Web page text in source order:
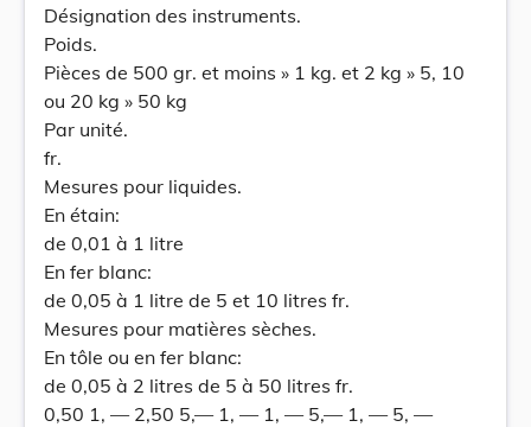
Désignation des instruments.
Poids.
Pièces de 500 gr. et moins » 1 kg. et 2 kg » 5, 10
ou 20 kg » 50 kg
Par unité.
fr.
Mesures pour liquides.
En étain:
de 0,01 à 1 litre
En fer blanc:
de 0,05 à 1 litre de 5 et 10 litres fr.
Mesures pour matières sèches.
En tôle ou en fer blanc:
de 0,05 à 2 litres de 5 à 50 litres fr.
0,50 1, — 2,50 5,— 1, — 1, — 5,— 1, — 5, —